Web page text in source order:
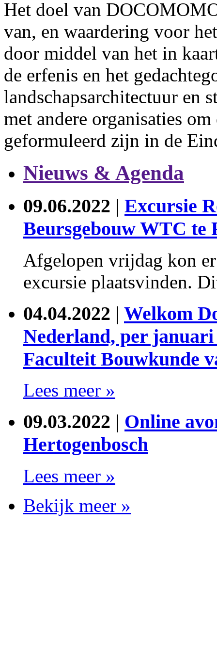
Het doel van
van, en waardering voor
door middel van het in
de erfenis en het
landschapsarchitectuur en
met andere organisaties
geformuleerd zijn in de
Nieuws & Agenda
09.06.2022 | Excursie
Beursgebouw WTC te
Afgelopen vrijdag kon
excursie plaatsvinden.
04.04.2022 | Welkom
Nederland, per
Faculteit Bouwkunde
Lees meer »
09.03.2022 | Online
Hertogenbosch
Lees meer »
Bekijk meer »